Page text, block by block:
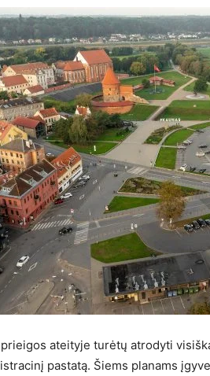
ateityje turėtų atrodyti
pastatą. Šiems planams